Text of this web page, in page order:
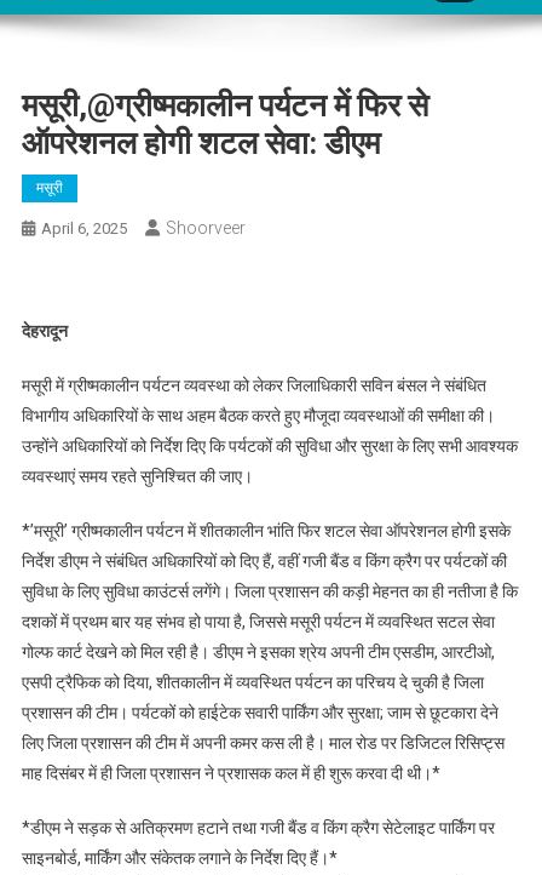
मसूरी,@ग्रीष्मकालीन पर्यटन में फिर से
ऑपरेशनल होगी शटल सेवा: डीएम
मसूरी
April 6, 2025 Shoorveer
देहरादून
मसूरी में ग्रीष्मकालीन पर्यटन व्यवस्था को लेकर जिलाधिकारी सविन बंसल ने संबंधित
विभागीय अधिकारियों के साथ अहम बैठक करते हुए मौजूदा व्यवस्थाओं की समीक्षा की।
उन्होंने अधिकारियों को निर्देश दिए कि पर्यटकों की सुविधा और सुरक्षा के लिए सभी आवश्यक
व्यवस्थाएं समय रहते सुनिश्चित की जाए।
*’मसूरी’ ग्रीष्मकालीन पर्यटन में शीतकालीन भांति फिर शटल सेवा ऑपरेशनल होगी इसके
निर्देश डीएम ने संबंधित अधिकारियों को दिए हैं, वहीं गजी बैंड व किंग क्रैग पर पर्यटकों की
सुविधा के लिए सुविधा काउंटर्स लगेंगे। जिला प्रशासन की कड़ी मेहनत का ही नतीजा है कि
दशकों में प्रथम बार यह संभव हो पाया है, जिससे मसूरी पर्यटन में व्यवस्थित सटल सेवा
गोल्फ कार्ट देखने को मिल रही है। डीएम ने इसका श्रेय अपनी टीम एसडीम, आरटीओ,
एसपी ट्रैफिक को दिया, शीतकालीन में व्यवस्थित पर्यटन का परिचय दे चुकी है जिला
प्रशासन की टीम। पर्यटकों को हाईटेक सवारी पार्किंग और सुरक्षा; जाम से छूटकारा देने
लिए जिला प्रशासन की टीम में अपनी कमर कस ली है। माल रोड पर डिजिटल रिसिप्ट्स
माह दिसंबर में ही जिला प्रशासन ने प्रशासक कल में ही शुरू करवा दी थी।*
*डीएम ने सड़क से अतिक्रमण हटाने तथा गजी बैंड व किंग क्रैग सेटेलाइट पार्किंग पर
साइनबोर्ड, मार्किंग और संकेतक लगाने के निर्देश दिए हैं।*